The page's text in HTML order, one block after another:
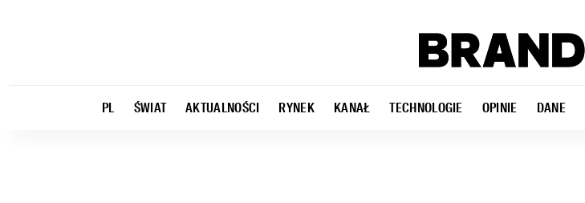
PL ŚWIAT AKTUALNOŚCI RYNEK KANAŁ TECHNOLOGIE OPINIE DANE